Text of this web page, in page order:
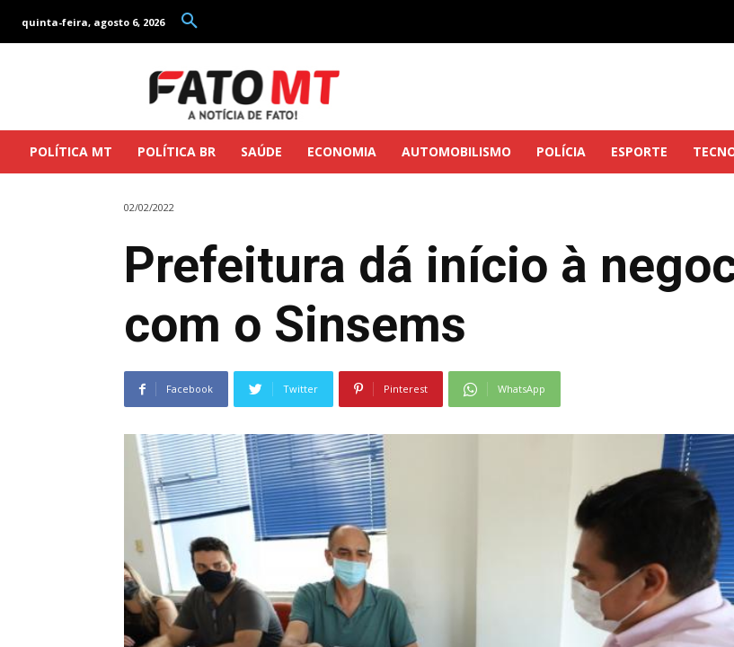
quinta-feira, agosto 6, 2026
POLÍTICA MT POLÍTICA BR SAÚDE ECONOMIA AUTOMOBILISMO POLÍCIA ESPORTE
02/02/2022
Prefeitura dá início à
com o Sinsems
Facebook Twitter Pinterest WhatsApp